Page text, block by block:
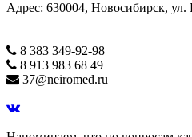
Адрес: 630004, Новосибирск, ул.
8 383 349-92-98
8 913 983 68 49
37@neiromed.ru